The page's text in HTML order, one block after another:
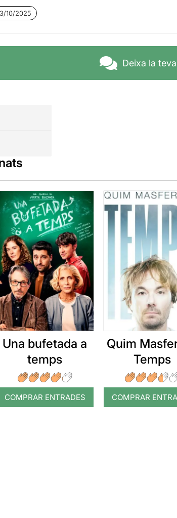
més poètica i emotiva, perdent part de
i humorístic, aquestes escenes
el conjunt.
10/2025
Deixa la
Una bufetada a
temps
COMPRAR ENTRADES
Quim
Temps
COMPRAR